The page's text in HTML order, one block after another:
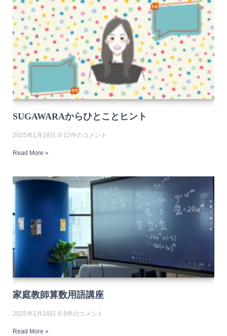
SUGAWARAからひとことヒント
2025年1月18日 12件のコメント
Read More »
家庭教師算数用語講座
2025年1月18日 8件のコメント
Read More »